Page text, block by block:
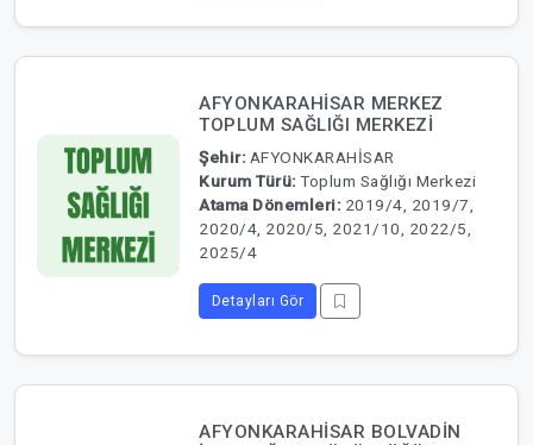
AFYONKARAHİSAR MERKEZ
TOPLUM SAĞLIĞI MERKEZİ
Şehir: AFYONKARAHİSAR
Kurum Türü: Toplum Sağlığı Merkezi
Atama Dönemleri: 2019/4, 2019/7,
2020/4, 2020/5, 2021/10, 2022/5,
2025/4
Detayları Gör
AFYONKARAHİSAR BOLVADİN